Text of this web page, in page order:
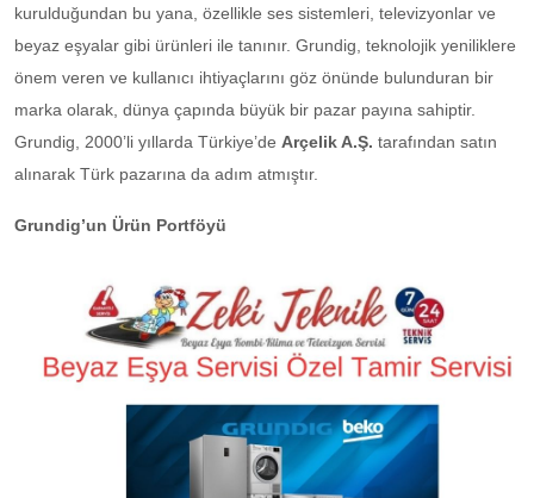
kurulduğundan bu yana, özellikle ses sistemleri, televizyonlar ve
beyaz eşyalar gibi ürünleri ile tanınır. Grundig, teknolojik yeniliklere
önem veren ve kullanıcı ihtiyaçlarını göz önünde bulunduran bir
marka olarak, dünya çapında büyük bir pazar payına sahiptir.
Grundig, 2000’li yıllarda Türkiye’de Arçelik A.Ş. tarafından satın
alınarak Türk pazarına da adım atmıştır.
Grundig’un Ürün Portföyü